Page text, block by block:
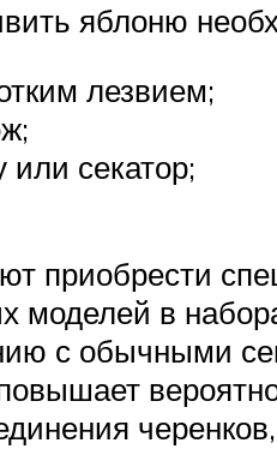
яблоню
лезвием;
или секатор;
приобрести
моделей в
с обычными